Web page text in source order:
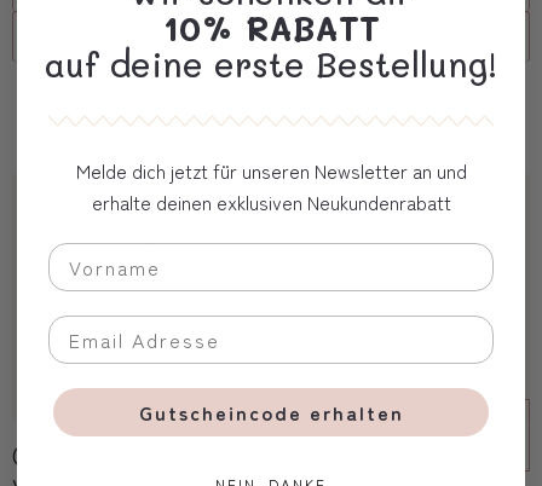
Oft zusammen gekauft
Glückwunschkarte,
10% RABATT
auf deine erste Bestellung!
Melde dich jetzt für unseren Newsletter an und
erhalte deinen exklusiven Neukundenrabatt
Gutscheincode erhalten